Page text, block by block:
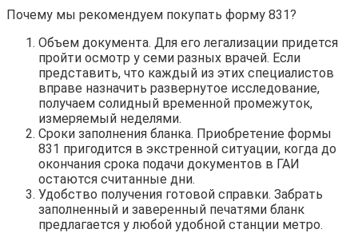
Почему мы рекомендуем покупать форму 831?
Объем документа. Для его легализации придется
пройти осмотр у семи разных врачей. Если
представить, что каждый из этих специалистов
вправе назначить развернутое исследование,
получаем солидный временной промежуток,
измеряемый неделями.
Сроки заполнения бланка. Приобретение формы
831 пригодится в экстренной ситуации, когда до
окончания срока подачи документов в ГАИ
остаются считанные дни.
Удобство получения готовой справки. Забрать
заполненный и заверенный печатями бланк
предлагается у любой удобной станции метро.